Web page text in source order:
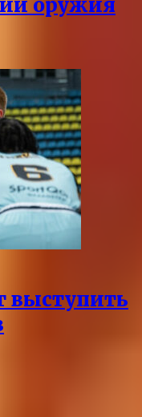
оружия
выступить